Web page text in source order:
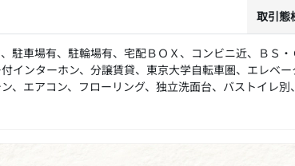
取引態
駐車場有、駐輪場有、宅配ＢＯＸ、コンビニ近、ＢＳ
インターホン、分譲賃貸、東京大学自転車圏、エレベ
、エアコン、フローリング、独立洗面台、バストイレ